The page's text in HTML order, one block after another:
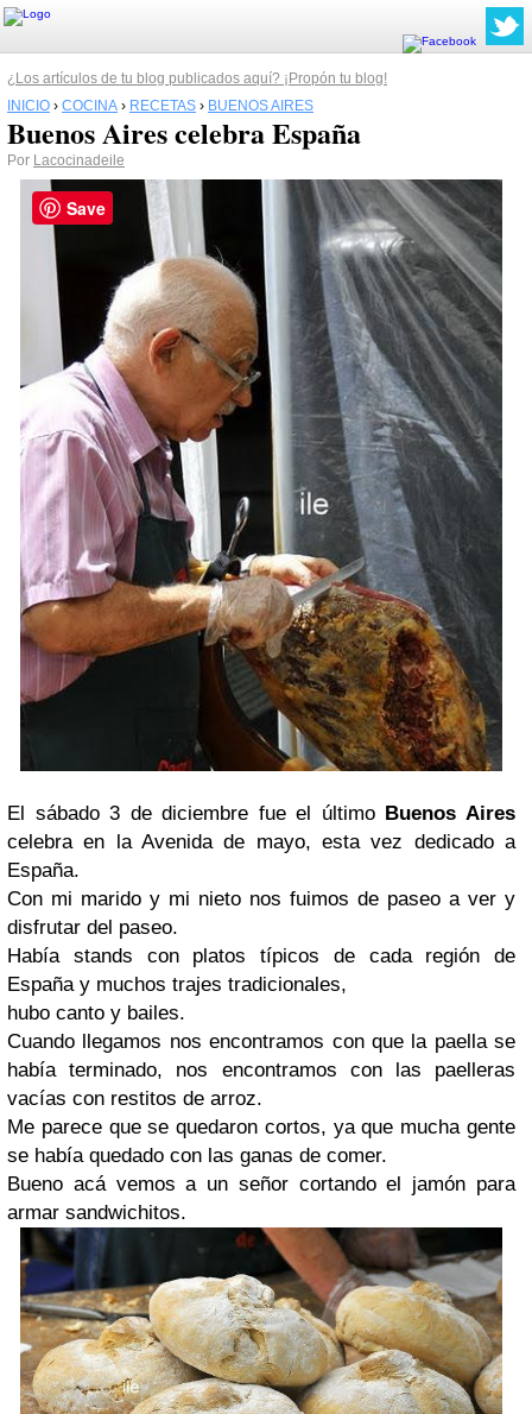
¿Los artículos de tu blog publicados aquí? ¡Propón tu blog!
INICIO › COCINA › RECETAS › BUENOS AIRES
Buenos Aires celebra España
Por Lacocinadeile
El sábado 3 de diciembre fue el último Buenos Aires
celebra en la Avenida de mayo, esta vez dedicado a
España.
Con mi marido y mi nieto nos fuimos de paseo a ver y
disfrutar del paseo.
Había stands con platos típicos de cada región de
España y muchos trajes tradicionales,
hubo canto y bailes.
Cuando llegamos nos encontramos con que la paella se
había terminado, nos encontramos con las paelleras
vacías con restitos de arroz.
Me parece que se quedaron cortos, ya que mucha gente
se había quedado con las ganas de comer.
Bueno acá vemos a un señor cortando el jamón para
armar sandwichitos.
Save